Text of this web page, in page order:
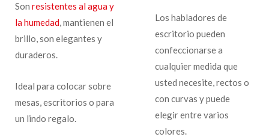
Son resistentes al agua y
la humedad, mantienen el
brillo, son elegantes y
duraderos.
Ideal para colocar sobre
mesas, escritorios o para
un lindo regalo.
Los habladores de
escritorio pueden
confeccionarse a
cualquier medida que
usted necesite, rectos o
con curvas y puede
elegir entre varios
colores.